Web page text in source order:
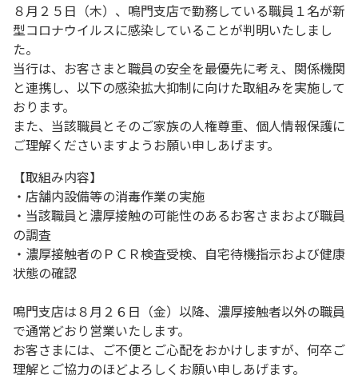
８月２５日（木）、鳴門支店で勤務している職員１名が新
型コロナウイルスに感染していることが判明いたしまし
た。
当行は、お客さまと職員の安全を最優先に考え、関係機関
と連携し、以下の感染拡大抑制に向けた取組みを実施して
おります。
また、当該職員とそのご家族の人権尊重、個人情報保護に
ご理解くださいますようお願い申しあげます。
【取組み内容】
・店舗内設備等の消毒作業の実施
・当該職員と濃厚接触の可能性のあるお客さまおよび職員
の調査
・濃厚接触者のＰＣＲ検査受検、自宅待機指示および健康
状態の確認
鳴門支店は８月２６日（金）以降、濃厚接触者以外の職員
で通常どおり営業いたします。
お客さまには、ご不便とご心配をおかけしますが、何卒ご
理解とご協力のほどよろしくお願い申しあげます。